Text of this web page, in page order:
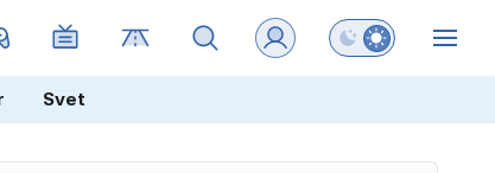
Preklopi barvni
Svet